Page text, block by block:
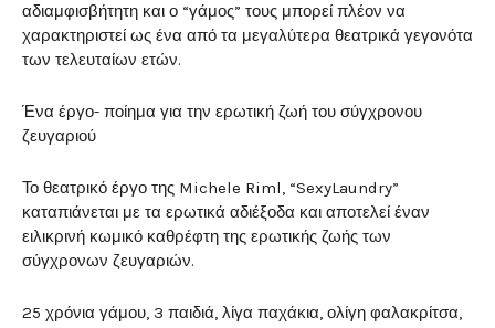
αδιαμφισβήτητη και ο “γάμος” τους μπορεί πλέον να
χαρακτηριστεί ως ένα από τα μεγαλύτερα θεατρικά γεγονότα
των τελευταίων ετών.
Ένα έργο- ποίημα για την ερωτική ζωή του σύγχρονου
ζευγαριού
Το θεατρικό έργο της Michele Riml, “SexyLaundry”
καταπιάνεται με τα ερωτικά αδιέξοδα και αποτελεί έναν
ειλικρινή κωμικό καθρέφτη της ερωτικής ζωής των
σύγχρονων ζευγαριών.
25 χρόνια γάμου, 3 παιδιά, λίγα παχάκια, ολίγη φαλακρίτσα,